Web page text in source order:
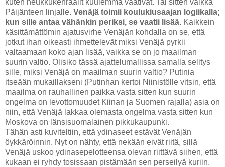
Päijänteen linjalle. Venäjä toimii koulukiusaajan logiikalla;
kun sille antaa vähänkin periksi, se vaatii lisää. Kaikkein
käsittämättömin ajatusvirhe Venäjän kohdalla on se, että
jotkut ihan oikeasti ihmettelevät miksi Venäjä pyrkii
valtaamaan koko ajan lisää, vaikka se on jo maailman
suurin valtio. Olisiko tässä ajattelumallissa samalla selitys
sille, miksi Venäjä on maailman suurin valtio? Putinia
itseään mukaillakseni (Putinhan kertoi Niinistölle vitsin, että
maailma on rauhallinen paikka vasta sitten kun suurin
ongelma on levottomuudet Kiinan ja Suomen rajalla) asia on
niin, että Venäjä lakkaa olemasta ongelma vasta sitten kun
Moskova on länsisuomalainen pikkukaupunki.
Tähän asti kuviteltiin, että ydinaseet estävät Venäjän
öykkäröinnin. Nyt on nähty, että nekään eivät riitä, sillä
Venäjä uskoo ydinasepelotteensa olevan riittävä siihen, että
kukaan ei ryhdy tosissaan pistämään sen perseilyä kuriin.